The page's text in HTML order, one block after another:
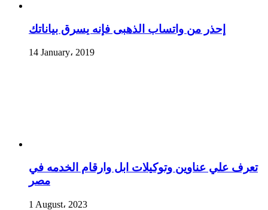
إحذر من واتساب الذهبى فإنه يسرق بياناتك
14 January، 2019
تعرف علي عناوين وتوكيلات ابل وارقام الخدمه في
مصر
1 August، 2023